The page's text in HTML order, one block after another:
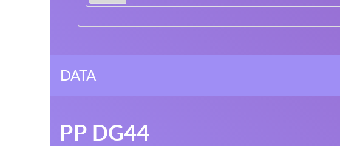
DATA
PP DG44